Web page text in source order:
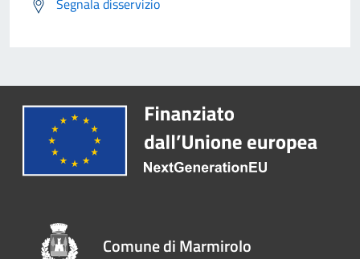
Segnala disservizio
Comune di Marmirolo